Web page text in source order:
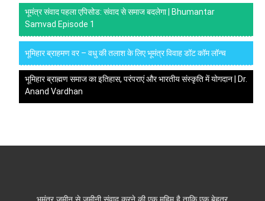
भूमंत्र संवाद पहला एपिसोड: संवाद से समाज बदलेगा | Bhumantar
Samvad Episode 1
भूमिहार ब्राहमण वर – वधु की तलाश के लिए भूमंत्र विवाह डॉट कॉम लॉन्च
भूमिहार ब्राह्मण समाज का इतिहास, परंपराएं और भारतीय संस्कृति में योगदान | Dr.
Anand Vardhan